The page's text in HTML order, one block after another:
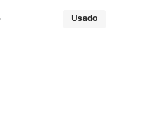
Usado